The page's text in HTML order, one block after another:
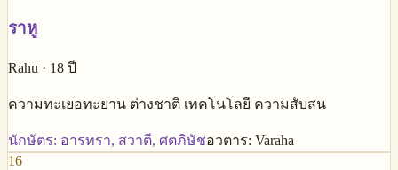
ราหู
Rahu · 18 ปี
ความทะเยอทะยาน ต่างชาติ เทคโนโลยี ความสับสน
นักษัตร: อารทรา, สวาตี, ศตภิษัชอวตาร: Varaha
16